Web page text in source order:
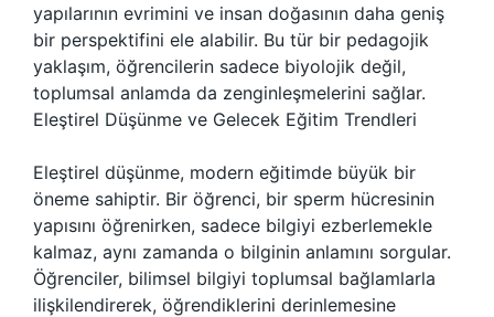
yapılarının evrimini ve insan doğasının daha geniş
bir perspektifini ele alabilir. Bu tür bir pedagojik
yaklaşım, öğrencilerin sadece biyolojik değil,
toplumsal anlamda da zenginleşmelerini sağlar.
Eleştirel Düşünme ve Gelecek Eğitim Trendleri
Eleştirel düşünme, modern eğitimde büyük bir
öneme sahiptir. Bir öğrenci, bir sperm hücresinin
yapısını öğrenirken, sadece bilgiyi ezberlemekle
kalmaz, aynı zamanda o bilginin anlamını sorgular.
Öğrenciler, bilimsel bilgiyi toplumsal bağlamlarla
ilişkilendirerek, öğrendiklerini derinlemesine